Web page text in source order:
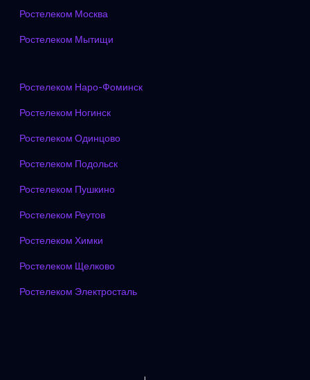
Ростелеком Москва
Ростелеком Мытищи
Ростелеком Наро-Фоминск
Ростелеком Ногинск
Ростелеком Одинцово
Ростелеком Подольск
Ростелеком Пушкино
Ростелеком Реутов
Ростелеком Химки
Ростелеком Щелково
Ростелеком Электросталь